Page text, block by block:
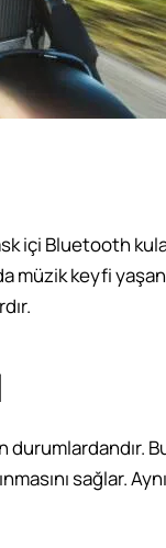
içi Bluetooth
müzik keyfi
durumlardandır.
sağlar.